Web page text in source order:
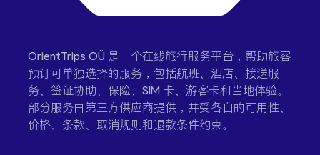
OrientTrips OÜ 是一个在线旅行服务平台，帮助旅客
预订可单独选择的服务，包括航班、酒店、接送服
务、签证协助、保险、SIM 卡、游客卡和当地体验。
部分服务由第三方供应商提供，并受各自的可用性、
价格、条款、取消规则和退款条件约束。